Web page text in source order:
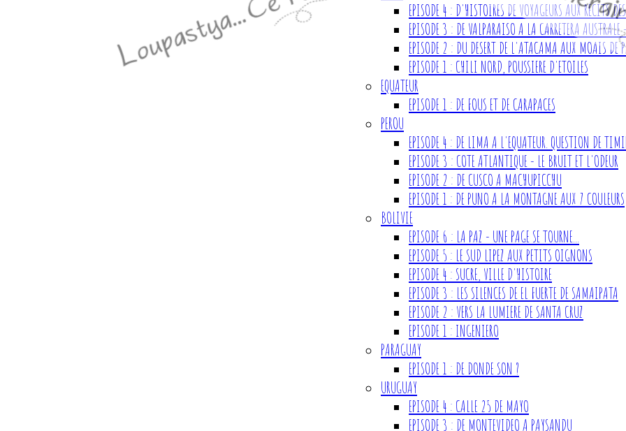
EPISODE 4 : D'HISTOIRES DE VOYAGEURS AUX RECITS
EPISODE 3 : DE VALPARAISO A LA CARRETERA
EPISODE 2 : DU DESERT DE L'ATACAMA AUX MOAIS DE
EPISODE 1 : CHILI NORD, POUSSIERE D'ETOILES
EQUATEUR
EPISODE 1 : DE FOUS ET DE CARAPACES
PEROU
EPISODE 4 : DE LIMA A L'EQUATEUR. QUESTION DE
EPISODE 3 : COTE ATLANTIQUE - LE BRUIT ET L'ODEUR
EPISODE 2 : DE CUSCO A MACHUPICCHU
EPISODE 1 : DE PUNO A LA MONTAGNE AUX 7 COULEURS
BOLIVIE
EPISODE 6 : LA PAZ - UNE PAGE SE TOURNE...
EPISODE 5 : LE SUD LIPEZ AUX PETITS OIGNONS
EPISODE 4 : SUCRE, VILLE D'HISTOIRE
EPISODE 3 : LES SILENCES DE EL FUERTE DE SAMAIPATA
EPISODE 2 : VERS LA LUMIERE DE SANTA CRUZ
EPISODE 1 : INGENIERO
PARAGUAY
EPISODE 1 : DE DONDE SON ?
URUGUAY
EPISODE 4 : CALLE 25 DE MAYO
EPISODE 3 : DE MONTEVIDEO A PAYSANDU